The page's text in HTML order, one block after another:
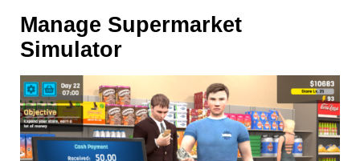
Manage Supermarket
Simulator